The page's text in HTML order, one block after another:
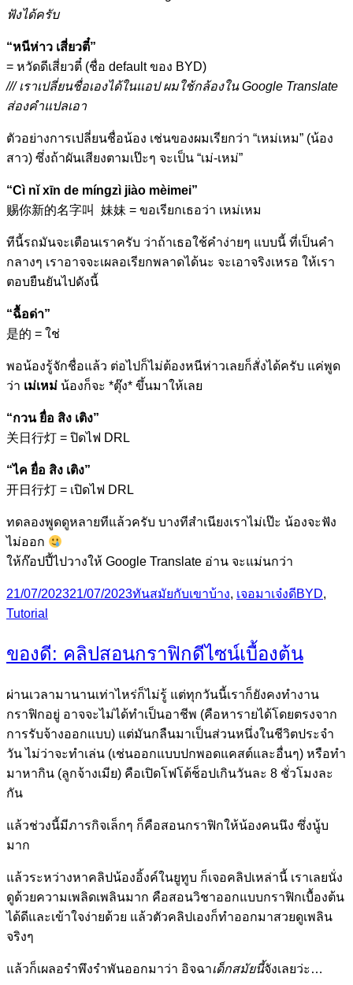
ฟังได้ครับ
“หนีห่าว เสี่ยวตี๋”
= หวัดดีเสี่ยวตี๋ (ชื่อ default ของ BYD)
/// เราเปลี่ยนชื่อเองได้ในแอป ผมใช้กล้องใน Google Translate
ส่องคำแปลเอา
ตัวอย่างการเปลี่ยนชื่อน้อง เช่นของผมเรียกว่า “เหม่เหม” (น้อง
สาว) ซึ่งถ้าผันเสียงตามเป๊ะๆ จะเป็น “เม่-เหม่”
“Cì nǐ xīn de míngzì jiào mèimei”
赐你新的名字叫 妹妹 = ขอเรียกเธอว่า เหม่เหม
ทีนี้รถมันจะเตือนเราครับ ว่าถ้าเธอใช้คำง่ายๆ แบบนี้ ที่เป็นคำ
กลางๆ เราอาจจะเผลอเรียกพลาดได้นะ จะเอาจริงเหรอ ให้เรา
ตอบยืนยันไปดังนี้
“ฉื้อด่า”
是的 = ใช่
พอน้องรู้จักชื่อแล้ว ต่อไปก็ไม่ต้องหนีห่าวเลยก็สั่งได้ครับ แค่พูด
ว่า เม่เหม่ น้องก็จะ *ตุ๊ง* ขึ้นมาให้เลย
“กวน ยื่อ สิง เติง”
关日行灯 = ปิดไฟ DRL
“ไค ยื่อ สิง เติง”
开日行灯 = เปิดไฟ DRL
ทดลองพูดดูหลายทีแล้วครับ บางทีสำเนียงเราไม่เป๊ะ น้องจะฟัง
ไม่ออก
ให้ก๊อปปี้ไปวางให้ Google Translate อ่าน จะแม่นกว่า
Posted
on
21/07/202321/07/2023Categories
ทันสมัยกับเขาบ้าง, เจอมาเจ๋งดีTags
BYD,
Tutorial
ของดี: คลิปสอนกราฟิกดีไซน์เบื้องต้น
ผ่านเวลามานานเท่าไหร่ก็ไม่รู้ แต่ทุกวันนี้เราก็ยังคงทำงาน
กราฟิกอยู่ อาจจะไม่ได้ทำเป็นอาชีพ (คือหารายได้โดยตรงจาก
การรับจ้างออกแบบ) แต่มันกลืนมาเป็นส่วนหนึ่งในชีวิตประจำ
วัน ไม่ว่าจะทำเล่น (เช่นออกแบบปกพอดแคสต์และอื่นๆ) หรือทำ
มาหากิน (ลูกจ้างเมีย) คือเปิดโฟโต้ช็อปเกินวันละ 8 ชั่วโมงละ
กัน
แล้วช่วงนี้มีภารกิจเล็กๆ ก็คือสอนกราฟิกให้น้องคนนึง ซึ่งนู้บ
มาก
แล้วระหว่างหาคลิปน้องอิ้งค์ในยูทูบ ก็เจอคลิปเหล่านี้ เราเลยนั่ง
ดูด้วยความเพลิดเพลินมาก คือสอนวิชาออกแบบกราฟิกเบื้องต้น
ได้ดีและเข้าใจง่ายด้วย แล้วตัวคลิปเองก็ทำออกมาสวยดูเพลิน
จริงๆ
แล้วก็เผลอรำพึงรำพันออกมาว่า อิจฉาเด็กสมัยนี้จังเลยว่ะ…